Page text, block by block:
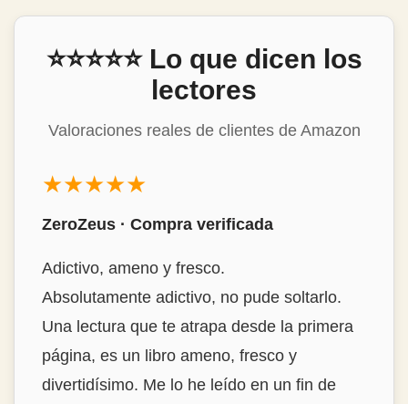
⭐⭐⭐⭐⭐ Lo que dicen los
lectores
Valoraciones reales de clientes de Amazon
★★★★★
Mon Álvarez · Compra verificada
Estrambóticamente genial!
Buenísimo, destacaría la habilidad del autor
para encontrar historias tan interesantes y
narrarlas de forma tan amena y con ese
punto de ironía tan divertido. La